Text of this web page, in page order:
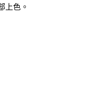
上色。